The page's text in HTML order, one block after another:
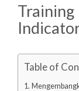
Table of